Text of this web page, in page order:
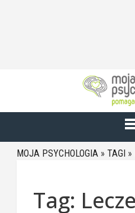
MOJA PSYCHOLOGIA » TAGI »
Tag: